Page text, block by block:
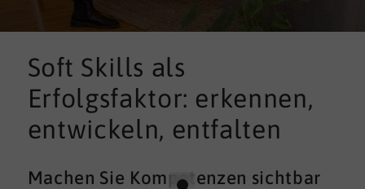
Soft Skills als
Erfolgsfaktor: erkennen,
entwickeln, entfalten
Machen Sie Kompetenzen sichtbar